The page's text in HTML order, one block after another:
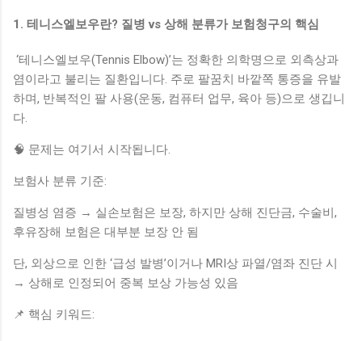
1. 테니스엘보우란? 질병 vs 상해 분류가 보험청구의 핵심
‘테니스엘보우(Tennis Elbow)’는 정확한 의학명으로 외측상과
염이라고 불리는 질환입니다. 주로 팔꿈치 바깥쪽 통증을 유발
하며, 반복적인 팔 사용(운동, 컴퓨터 업무, 육아 등)으로 생깁니
다.
🧠 문제는 여기서 시작됩니다.
보험사 분류 기준:
질병성 염증 → 실손보험은 보장, 하지만 상해 진단금, 수술비,
후유장해 보험은 대부분 보장 안 됨
단, 외상으로 인한 ‘급성 발병’이거나 MRI상 파열/염좌 진단 시
→ 상해로 인정되어 중복 보상 가능성 있음
📌 핵심 키워드: